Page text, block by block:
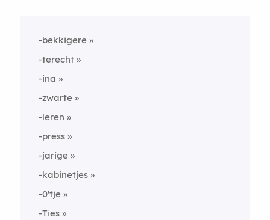
-bekkigere
-terecht
-ina
-zwarte
-leren
-press
-jarige
-kabinetjes
-0'tje
-Ties